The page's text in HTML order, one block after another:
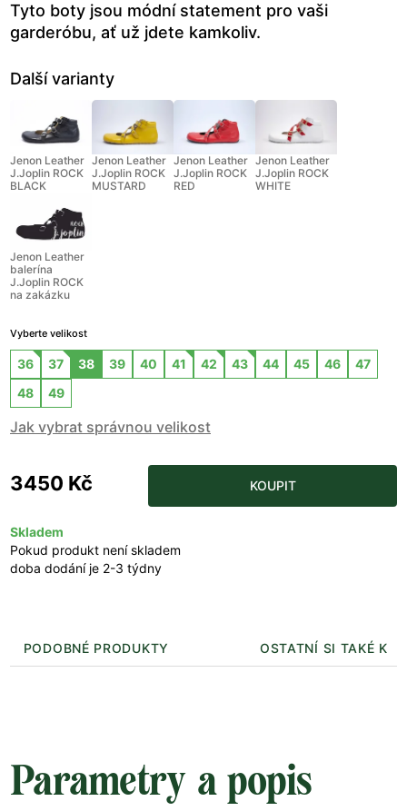
Tyto boty jsou módní statement pro vaši
garderóbu, ať už jdete kamkoliv.
Další varianty
Jenon Leather
J.Joplin ROCK
BLACK
Jenon Leather
J.Joplin ROCK
MUSTARD
Jenon Leather
J.Joplin ROCK
RED
Jenon Leather
J.Joplin ROCK
WHITE
Jenon Leather
balerína
J.Joplin ROCK
na zakázku
Vyberte velikost
36 37 38 39 40 41 42 43 44 45 46
47
48
49
Jak vybrat správnou velikost
3450 Kč KOUPIT
Skladem
Pokud produkt není skladem
doba dodání je 2-3 týdny
PODOBNÉ PRODUKTY OSTATNÍ SI TAKÉ
Parametry a popis